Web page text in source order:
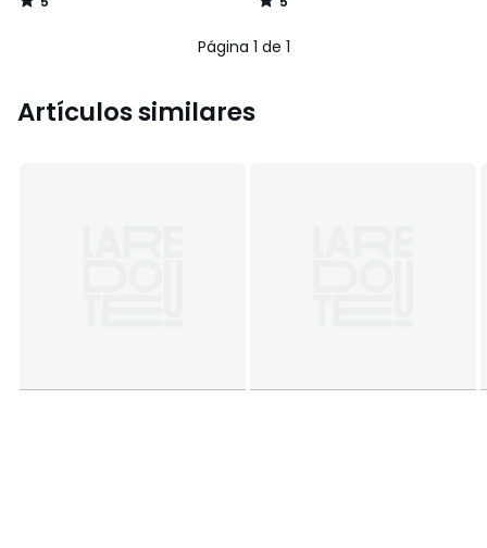
/
/
Página 1 de 1
Artículos similares